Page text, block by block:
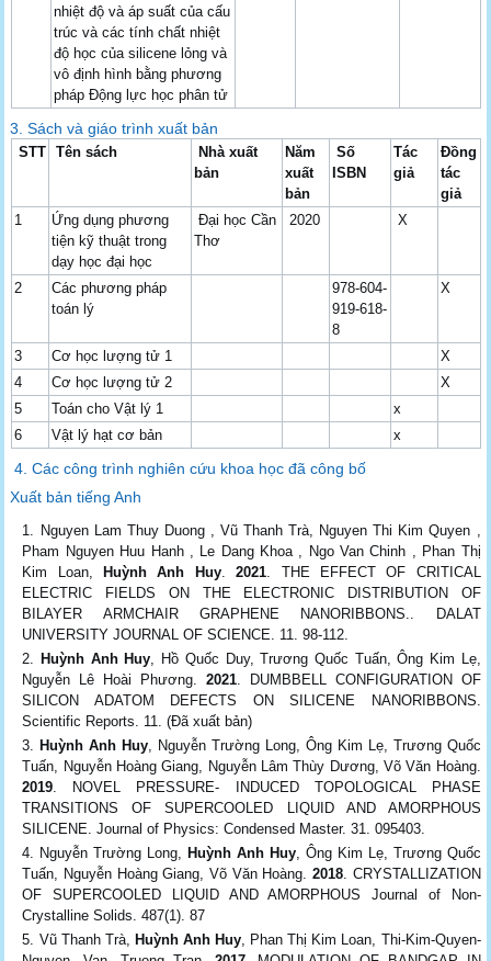
nhiệt độ và áp suất của cấu
trúc và các tính chất nhiệt
độ học của silicene lỏng và
vô định hình bằng phương
pháp Động lực học phân tử
3. Sách và giáo trình xuất bản
STT Tên sách
Nhà xuất
bản
Năm
xuất
bản
Số
ISBN
Tác
giả
Đồng
tác
giả
1
Ứng dụng phương
tiện kỹ thuật trong
dạy học đại học
Đại học Cần
Thơ
2020 X
2
Các phương pháp
toán lý
978-604-
919-618-
8
X
3 Cơ học lượng tử 1
X
4
Cơ học lượng tử 2
X
5
Toán cho Vật lý 1
x
6
Vật lý hạt cơ bản x
4. Các công trình nghiên cứu khoa học đã công bố
Xuất bản tiếng Anh
Nguyen Lam Thuy Duong , Vũ Thanh Trà, Nguyen Thi Kim Quyen ,
Pham Nguyen Huu Hanh , Le Dang Khoa , Ngo Van Chinh , Phan Thị
Kim Loan,Huỳnh Anh Huy.2021 . THE EFFECT OF CRITICAL
ELECTRIC FIELDS ON THE ELECTRONIC DISTRIBUTION OF
BILAYER ARMCHAIR GRAPHENE NANORIBBONS.. DALAT
UNIVERSITY JOURNAL OF SCIENCE. 11. 98-112.
Huỳnh Anh Huy , Hồ Quốc Duy, Trương Quốc Tuấn, Ông Kim Lẹ,
Nguyễn Lê Hoài Phương. 2021. DUMBBELL CONFIGURATION OF
SILICON ADATOM DEFECTS ON SILICENE NANORIBBONS.
Scientific Reports. 11. (Đã xuất bản)
Huỳnh Anh Huy , Nguyễn Trường Long, Ông Kim Lẹ, Trương Quốc
Tuấn, Nguyễn Hoàng Giang, Nguyễn Lâm Thùy Dương, Võ Văn Hoàng.
2019 . NOVEL PRESSURE- INDUCED TOPOLOGICAL PHASE
TRANSITIONS OF SUPERCOOLED LIQUID AND AMORPHOUS
SILICENE. Journal of Physics: Condensed Master. 31. 095403.
Nguyễn Trường Long,Huỳnh Anh Huy, Ông Kim Lẹ, Trương Quốc
Tuấn, Nguyễn Hoàng Giang, Võ Văn Hoàng. 2018. CRYSTALLIZATION
OF SUPERCOOLED LIQUID AND AMORPHOUS Journal of Non-
Crystalline Solids. 487(1). 87
Vũ Thanh Trà, Huỳnh Anh Huy , Phan Thị Kim Loan, Thi-Kim-Quyen-